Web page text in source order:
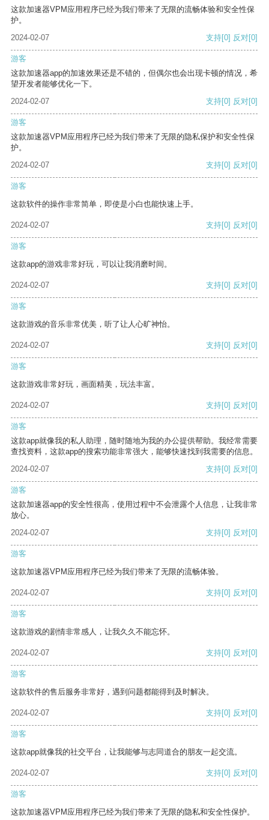
这款加速器VPM应用程序已经为我们带来了无限的流畅体验和安全性保
护。
2024-02-07
支持[0] 反对[0]
游客
这款加速器app的加速效果还是不错的，但偶尔也会出现卡顿的情况，希
望开发者能够优化一下。
2024-02-07
支持[0] 反对[0]
游客
这款加速器VPM应用程序已经为我们带来了无限的隐私保护和安全性保
护。
2024-02-07
支持[0] 反对[0]
游客
这款软件的操作非常简单，即使是小白也能快速上手。
2024-02-07 支持[0] 反对[0]
游客
这款app的游戏非常好玩，可以让我消磨时间。
2024-02-07 支持[0] 反对[0]
游客
这款游戏的音乐非常优美，听了让人心旷神怡。
2024-02-07 支持[0] 反对[0]
游客
这款游戏非常好玩，画面精美，玩法丰富。
2024-02-07 支持[0] 反对[0]
游客
这款app就像我的私人助理，随时随地为我的办公提供帮助。我经常需要
查找资料，这款app的搜索功能非常强大，能够快速找到我需要的信息。
2024-02-07
支持[0] 反对[0]
游客
这款加速器app的安全性很高，使用过程中不会泄露个人信息，让我非常
放心。
2024-02-07
支持[0] 反对[0]
游客
这款加速器VPM应用程序已经为我们带来了无限的流畅体验。
2024-02-07 支持[0] 反对[0]
游客
这款游戏的剧情非常感人，让我久久不能忘怀。
2024-02-07 支持[0] 反对[0]
游客
这款软件的售后服务非常好，遇到问题都能得到及时解决。
2024-02-07 支持[0] 反对[0]
游客
这款app就像我的社交平台，让我能够与志同道合的朋友一起交流。
2024-02-07 支持[0] 反对[0]
游客
这款加速器VPM应用程序已经为我们带来了无限的隐私和安全性保护。